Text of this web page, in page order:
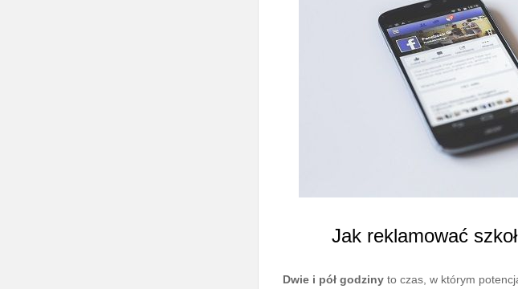
Jak reklamować
Dwie i pół godziny to czas, w którym